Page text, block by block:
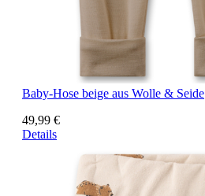
Baby-Hose beige aus Wolle & Seide
49,99 €
Details